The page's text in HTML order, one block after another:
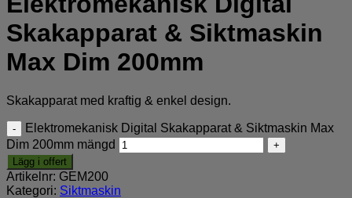
Skakapparat & Siktmaskin
Max Dim 200mm
Skakapparat med kraftig & enkel design.
Elektromekanisk Digital Skakapparat & Siktmaskin Max
Dim 200mm mängd
Lägg i offert
Artikelnr: GEM200
Kategori: Siktmaskin